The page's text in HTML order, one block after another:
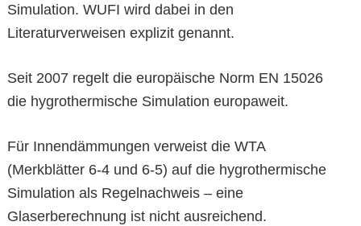
Simulation. WUFI wird dabei in den
Literaturverweisen explizit genannt.
Seit 2007 regelt die europäische Norm EN 15026
die hygrothermische Simulation europaweit.
Für Innendämmungen verweist die WTA
(Merkblätter 6-4 und 6-5) auf die hygrothermische
Simulation als Regelnachweis – eine
Glaserberechnung ist nicht ausreichend.